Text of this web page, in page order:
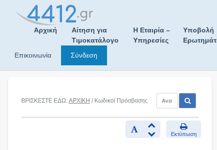
Αρχική
Αίτηση για
Τιμοκατάλογο
Η Εταιρία –
Υπηρεσίες
Υποβολή
Επικοινωνία
Σύνδεση
ΒΡΙΣΚΕΣΤΕ ΕΔΩ: ΑΡΧΙΚΗ / Κωδικοί Πρόσβασης
Εκτύπωση